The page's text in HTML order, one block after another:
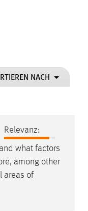
NACH
Relevanz:
what factors
among other
areas of